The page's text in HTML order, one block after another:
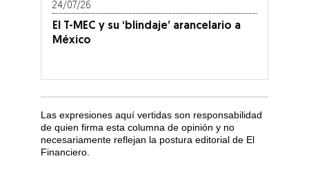
24/07/26
El T-MEC y su ‘blindaje’ arancelario a
México
Las expresiones aquí vertidas son responsabilidad
de quien firma esta columna de opinión y no
necesariamente reflejan la postura editorial de El
Financiero.